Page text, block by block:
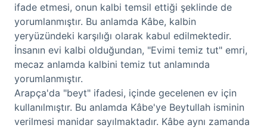
ifade etmesi, onun kalbi temsil ettiği şeklinde de
yorumlanmıştır. Bu anlamda Kâbe, kalbin
yeryüzündeki karşılığı olarak kabul edilmektedir.
İnsanın evi kalbi olduğundan, "Evimi temiz tut" emri,
mecaz anlamda kalbini temiz tut anlamında
yorumlanmıştır.
Arapça'da "beyt" ifadesi, içinde gecelenen ev için
kullanılmıştır. Bu anlamda Kâbe'ye Beytullah isminin
verilmesi manidar sayılmaktadır. Kâbe aynı zamanda